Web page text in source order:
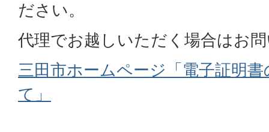
ださい。
代理でお越しいただく場合はお
三田市ホームページ「電子証明
て」